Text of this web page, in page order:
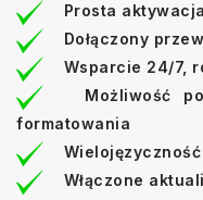
Prosta aktywacja
Dołączony
Wsparcie 24/7,
Możliwość
formatowania
Wielojęzyczność
Włączone